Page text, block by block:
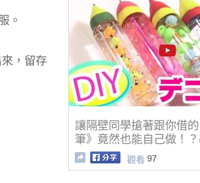
。
，留存
讓隔壁同學搶著跟你借
筆》竟然也能自己做！
觀看 97